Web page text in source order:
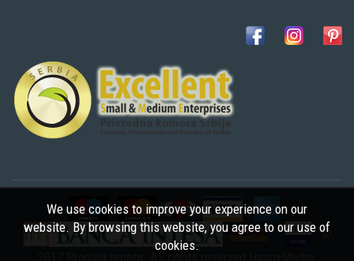
©
We use cookies to improve your experience on our
website. By browsing this website, you agree to our use of
cookies.